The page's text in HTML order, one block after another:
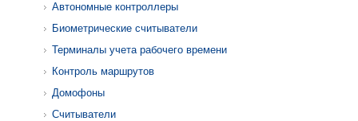
Автономные контроллеры
Биометрические считыватели
Терминалы учета рабочего времени
Контроль маршрутов
Домофоны
Считыватели